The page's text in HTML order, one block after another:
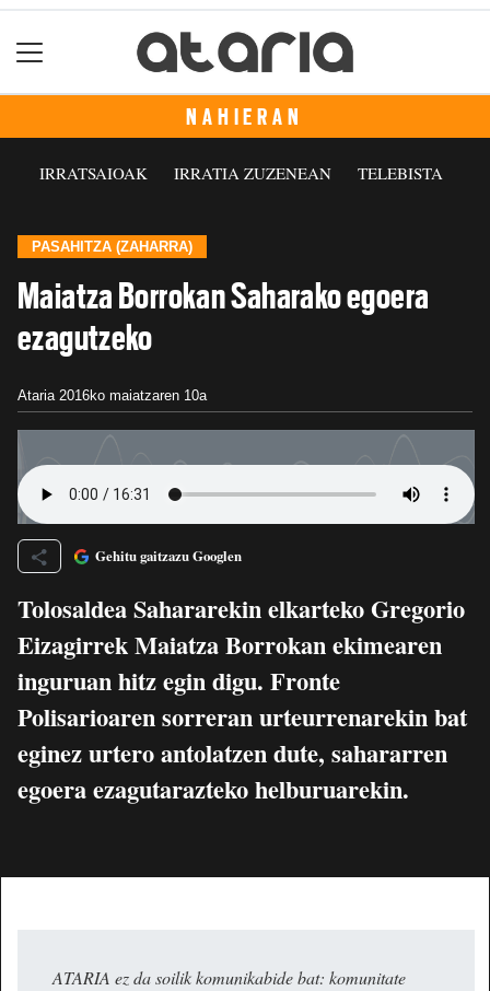
NAHIERAN
IRRATSAIOAK IRRATIA ZUZENEAN TELEBISTA
PASAHITZA (ZAHARRA)
Maiatza Borrokan Saharako egoera
ezagutzeko
Ataria 2016ko maiatzaren 10a
Gehitu gaitzazu Googlen
Tolosaldea Sahararekin elkarteko Gregorio
Eizagirrek Maiatza Borrokan ekimearen
inguruan hitz egin digu. Fronte
Polisarioaren sorreran urteurrenarekin bat
eginez urtero antolatzen dute, sahararren
egoera ezagutarazteko helburuarekin.
ATARIA ez da soilik komunikabide bat: komunitate